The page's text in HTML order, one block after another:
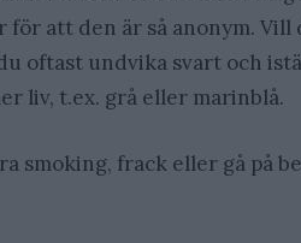
att den är så anonym. Vill
oftast undvika svart och
liv, t.ex. grå eller marinblå.
smoking, frack eller gå på